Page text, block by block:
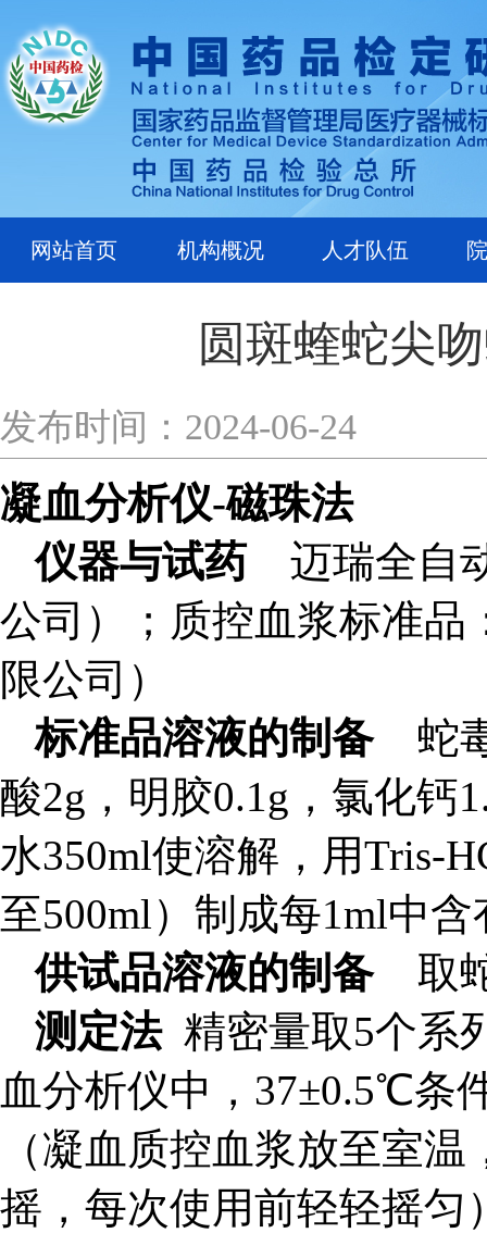
网站首页 机构概况 人才队伍
圆斑蝰蛇尖
发布时间：2024-06-24
凝血分析仪-磁珠法
仪器与试药 迈瑞全自
公司）； 质控血浆标准品
限公司）
标准品溶液的制备
蛇
酸2g，明胶0.1g，氯化钙
水350ml使溶解，用Tris-
至500ml）制成每1ml中
供试品溶液的制备
取
测定法 精密量取5个系
血分析仪中，37±0.5℃条
（凝血质控血浆放至室
摇，每次使用前轻轻摇匀